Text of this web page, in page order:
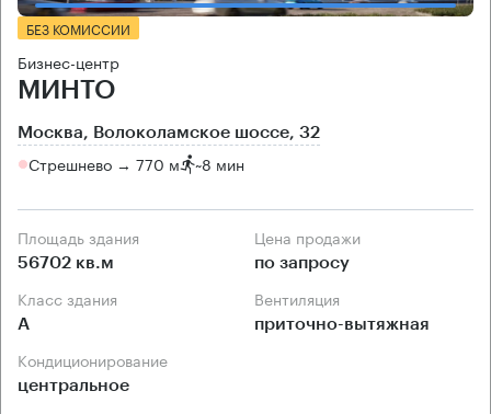
БЕЗ КОМИССИИ
Бизнес-центр
МИНТО
Москва, Волоколамское шоссе, 32
Стрешнево → 770 м ~8 мин
Площадь здания
56702 кв.м
Цена продажи
по запросу
Класс здания
А
Вентиляция
приточно-вытяжная
Кондиционирование
центральное